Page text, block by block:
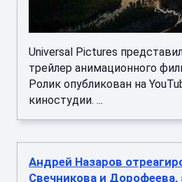
Universal Pictures
трейлер анимационного
Ролик опубликован на
киностудии. ...
Андрей Назаров
Свечникова и Дорофеева,